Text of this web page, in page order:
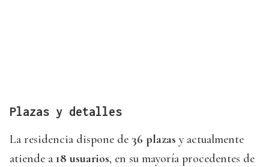
Plazas y detalles
La residencia dispone de 36 plazas y actualmente
atiende a 18 usuarios, en su mayoría procedentes de